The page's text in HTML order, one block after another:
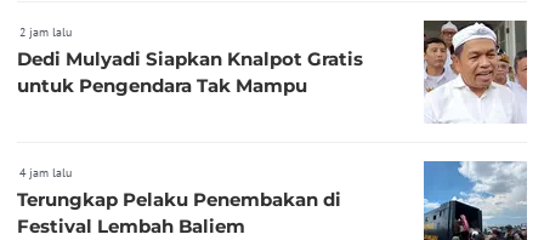
2 jam lalu
Dedi Mulyadi Siapkan Knalpot Gratis
untuk Pengendara Tak Mampu
4 jam lalu
Terungkap Pelaku Penembakan di
Festival Lembah Baliem